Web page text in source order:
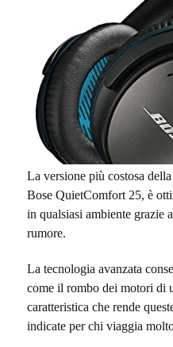
La versione più costosa
Bose QuietComfort 25, è
in qualsiasi ambiente grazie
rumore.
La tecnologia avanzata
come il rombo dei motori di
caratteristica che rende
indicate per chi viaggia